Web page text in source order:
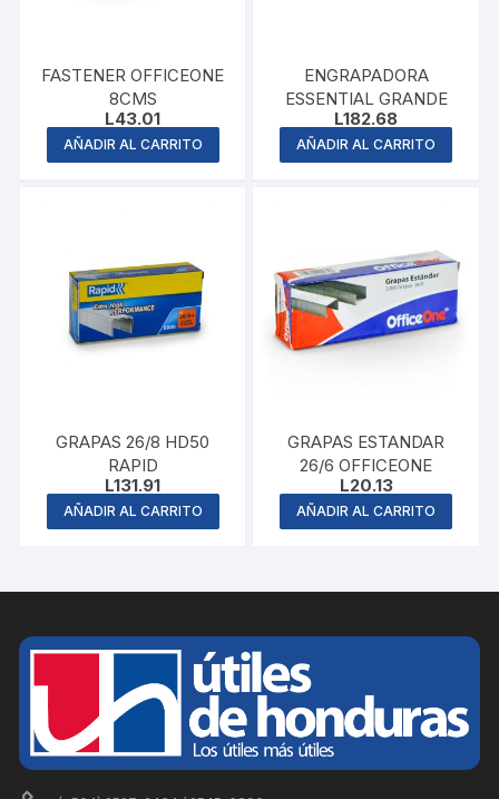
FASTENER OFFICEONE
8CMS
L43.01
AÑADIR AL CARRITO
ENGRAPADORA
ESSENTIAL GRANDE
L182.68
AÑADIR AL CARRITO
GRAPAS 26/8 HD50
RAPID
L131.91
AÑADIR AL CARRITO
GRAPAS ESTANDAR
26/6 OFFICEONE
L20.13
AÑADIR AL CARRITO